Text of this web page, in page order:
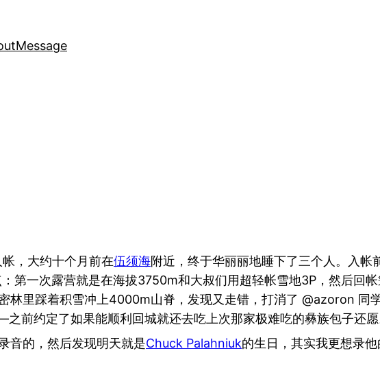
Message
，大约十个月前在伍须海附近，终于华丽丽地睡下了三个人。入帐
第一次露营就是在海拔3750m和大叔们用超轻帐雪地3P，然后回
林里踩着积雪冲上4000m山脊，发现又走错，打消了 @azoron 同
前约定了如果能顺利回城就还去吃上次那家极难吃的彝族包子还愿
音的，然后发现明天就是Chuck Palahniuk的生日，其实我更想录